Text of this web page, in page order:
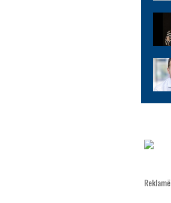
Reklamë